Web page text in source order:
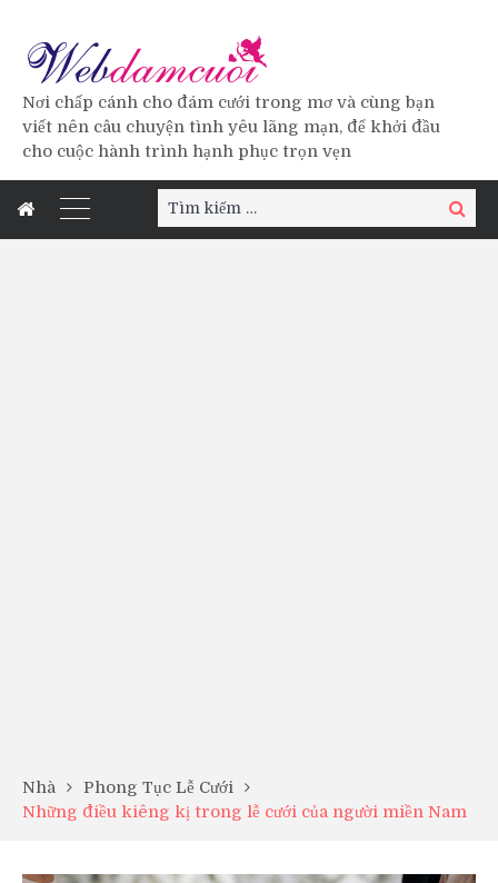
Nơi chấp cánh cho đám cưới trong mơ và cùng bạn
viết nên câu chuyện tình yêu lãng mạn, để khởi đầu
cho cuộc hành trình hạnh phục trọn vẹn
Tìm
kiếm:
Tìm
kiếm
Nhà
Phong Tục Lễ Cưới
Những điều kiêng kị trong lễ cưới của người miền Nam